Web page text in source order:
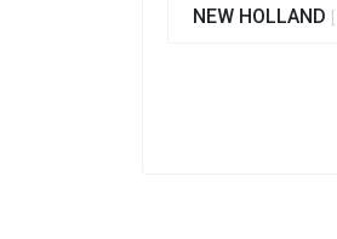
NEW HOLLAND